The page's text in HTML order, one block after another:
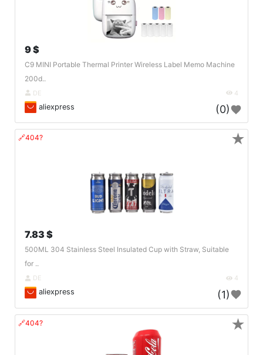
9 $
C9 MINI Portable Thermal Printer Wireless Label Memo Machine
200d..
DE 4
aliexpress (0)
🔗404?
7.83 $
500ML 304 Stainless Steel Insulated Cup with Straw, Suitable
for ..
DE 4
aliexpress (1)
★
🔗404? ★